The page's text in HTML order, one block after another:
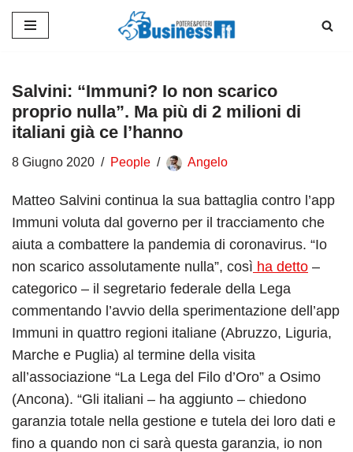
contenuto
Salvini: “Immuni? Io non scarico
proprio nulla”. Ma più di 2 milioni di
italiani già ce l’hanno
8 Giugno 2020 People Angelo
Matteo Salvini continua la sua battaglia contro l’app
Immuni voluta dal governo per il tracciamento che
aiuta a combattere la pandemia di coronavirus. “Io
non scarico assolutamente nulla”, così ha detto –
categorico – il segretario federale della Lega
commentando l’avvio della sperimentazione dell’app
Immuni in quattro regioni italiane (Abruzzo, Liguria,
Marche e Puglia) al termine della visita
all’associazione “La Lega del Filo d’Oro” a Osimo
(Ancona). “Gli italiani – ha aggiunto – chiedono
garanzia totale nella gestione e tutela dei loro dati e
fino a quando non ci sarà questa garanzia, io non